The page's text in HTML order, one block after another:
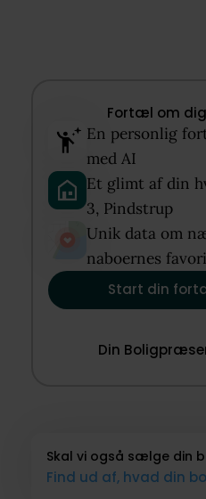
Fortæl om
En personlig
med AI​
Et glimt af din
3, Pindstrup​
Unik data om
naboernes
Start din
Din
Skal vi også sælge din
Find ud af, hvad din